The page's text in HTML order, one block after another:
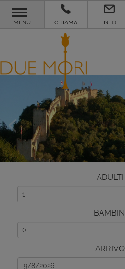
CHIAMA INFO
TOGGLE
NAVIGATION
MENU
ADULTI
BAMBINI
ARRIVO